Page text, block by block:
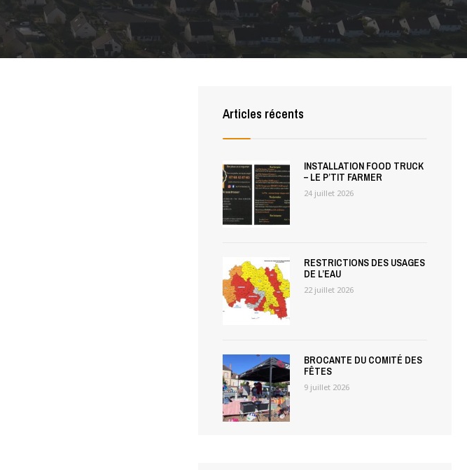
Articles récents
INSTALLATION FOOD TRUCK
– LE P’TIT FARMER
24 juillet 2026
RESTRICTIONS DES USAGES
DE L’EAU
22 juillet 2026
BROCANTE DU COMITÉ DES
FÊTES
9 juillet 2026